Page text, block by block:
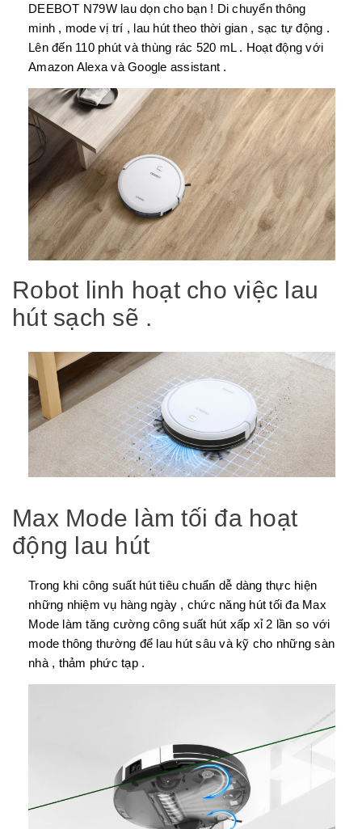
DEEBOT N79W lau dọn cho bạn ! Di chuyển thông
minh , mode vị trí , lau hút theo thời gian , sạc tự động .
Lên đến 110 phút và thùng rác 520 mL . Hoạt động với
Amazon Alexa và Google assistant .
Robot linh hoạt cho việc lau
hút sạch sẽ .
Max Mode làm tối đa hoạt
động lau hút
Trong khi công suất hút tiêu chuẩn dễ dàng thực hiện
những nhiệm vụ hàng ngày , chức năng hút tối đa Max
Mode làm tăng cường công suất hút xấp xỉ 2 lần so với
mode thông thường để lau hút sâu và kỹ cho những sàn
nhà , thảm phức tạp .